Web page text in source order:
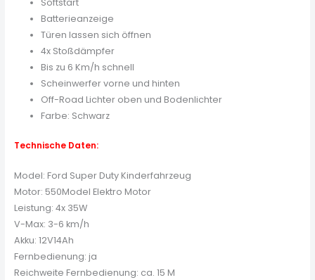
Batterieanzeige
Türen lassen sich öffnen
4x Stoßdämpfer
Bis zu 6 Km/h schnell
Scheinwerfer vorne und hinten
Off-Road Lichter oben und Bodenlichter
Farbe: Schwarz
Technische Daten:
Model: Ford Super Duty Kinderfahrzeug
Motor: 550Model Elektro Motor
Leistung: 4x 35W
V-Max: 3-6 km/h
Akku: 12V14Ah
Fernbedienung: ja
Reichweite Fernbedienung: ca. 15 M